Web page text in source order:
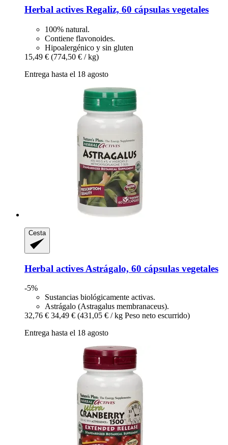
Herbal actives Regaliz, 60 cápsulas vegetales
100% natural.
Contiene flavonoides.
Hipoalergénico y sin gluten
15,49 € (774,50 € / kg)
Entrega hasta el 18 agosto
Cesta
Herbal actives Astrágalo, 60 cápsulas vegetales
-5%
Sustancias biológicamente activas.
Astrágalo (Astragalus membranaceus).
32,76 € 34,49 € (431,05 € / kg Peso neto escurrido)
Entrega hasta el 18 agosto